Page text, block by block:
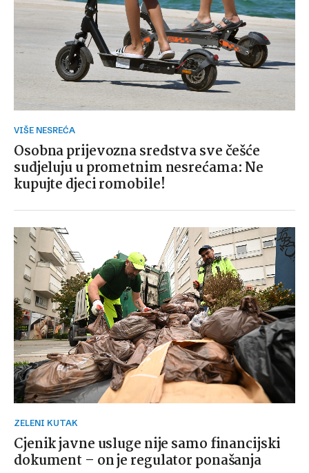
VIŠE NESREĆA
Osobna prijevozna sredstva sve češće
sudjeluju u prometnim nesrećama: Ne
kupujte djeci romobile!
ZELENI KUTAK
Cjenik javne usluge nije samo financijski
dokument – on je regulator ponašanja